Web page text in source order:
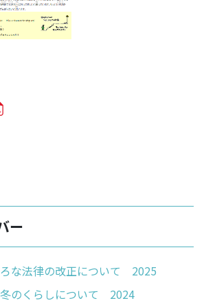
ー
な法律の改正について 2025
のくらしについて 2024